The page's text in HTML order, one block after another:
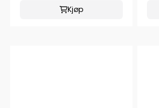
Kjøp